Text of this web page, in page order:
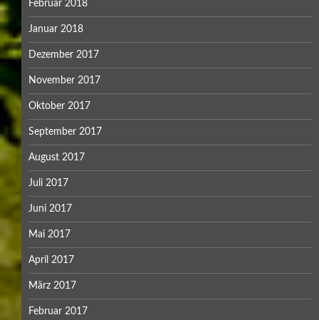
Februar 2018
Januar 2018
Dezember 2017
November 2017
Oktober 2017
September 2017
August 2017
Juli 2017
Juni 2017
Mai 2017
April 2017
März 2017
Februar 2017